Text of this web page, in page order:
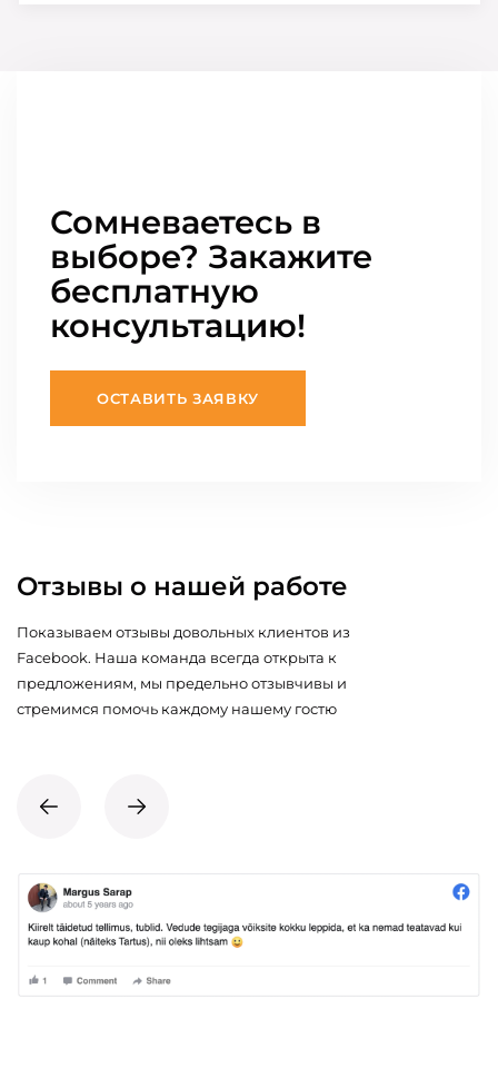
Сомневаетесь в
выборе? Закажите
бесплатную
консультацию!
ОСТАВИТЬ ЗАЯВКУ
Отзывы о нашей работе
Показываем отзывы довольных клиентов из
Facebook. Наша команда всегда открыта к
предложениям, мы предельно отзывчивы и
стремимся помочь каждому нашему гостю